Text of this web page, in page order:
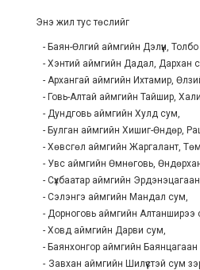
Энэ жил тус төслийг
- Баян-Өлгий аймгийн Дэлүүн,
- Хэнтий аймгийн Дадал, Дархан
- Архангай аймгийн Ихтамир,
- Говь-Алтай аймгийн Тайшир,
- Дундговь аймгийн Хулд сум,
- Булган аймгийн Хишиг-Өндөр,
- Хөвсгөл аймгийн Жаргалант,
- Увс аймгийн Өмнөговь,
- Сүхбаатар аймгийн
- Сэлэнгэ аймгийн Мандал сум,
- Дорноговь аймгийн Алтанширээ
- Ховд аймгийн Дарви сум,
- Баянхонгор аймгийн Баянцагаан
- Завхан аймгийн Шилүүстэй сум